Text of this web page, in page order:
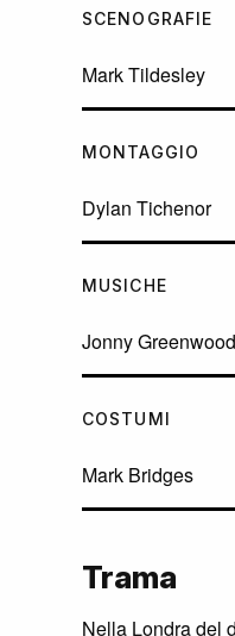
SCENOGRAFIE
Mark Tildesley
MONTAGGIO
Dylan Tichenor
MUSICHE
Jonny Greenwood
COSTUMI
Mark Bridges
Trama
Nella Londra del